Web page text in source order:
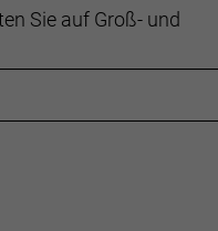
Sie auf Groß- und